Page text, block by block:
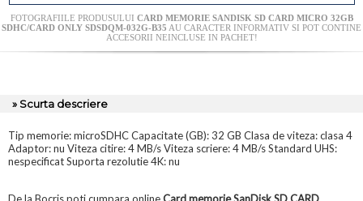
FOTOGRAFIILE PRODUSULUI CARD MEMORIE SANDISK SD CARD MICRO 32GB
SDHC/CARD ONLY SDSDQM-032G-B35 AU CARACTER INFORMATIV SI POT CONTINE
ACCESORII NEINCLUSE IN PACHET!
» Scurta descriere
Tip memorie: microSDHC Capacitate (GB): 32 GB Clasa de viteza: clasa 4
Adaptor: nu Viteza citire: 4 MB/s Viteza scriere: 4 MB/s Standard UHS:
nespecificat Suporta rezolutie 4K: nu